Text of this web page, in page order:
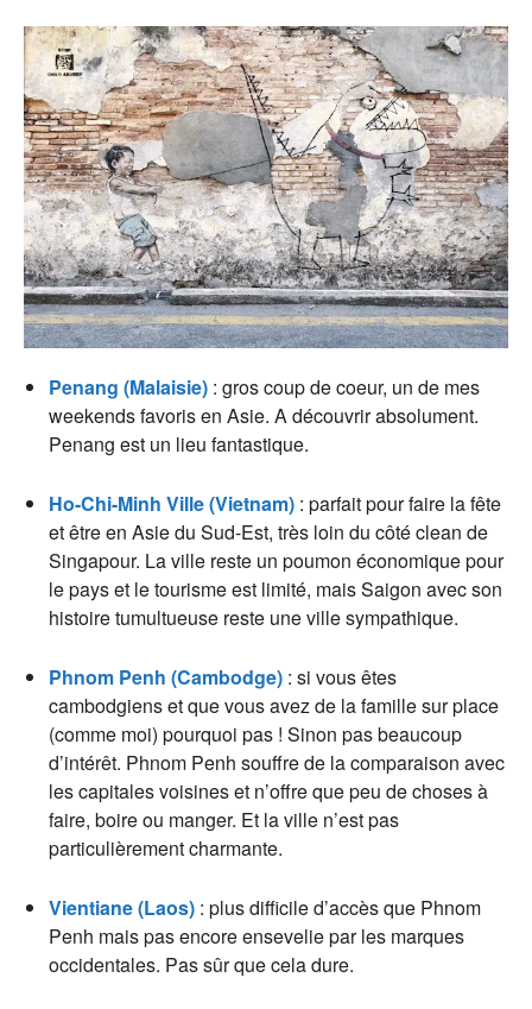
Penang (Malaisie) : gros coup de coeur, un de mes
weekends favoris en Asie. A découvrir absolument.
Penang est un lieu fantastique.
Ho-Chi-Minh Ville (Vietnam) : parfait pour faire la fête
et être en Asie du Sud-Est, très loin du côté clean de
Singapour. La ville reste un poumon économique pour
le pays et le tourisme est limité, mais Saigon avec son
histoire tumultueuse reste une ville sympathique.
Phnom Penh (Cambodge) : si vous êtes
cambodgiens et que vous avez de la famille sur place
(comme moi) pourquoi pas ! Sinon pas beaucoup
d’intérêt. Phnom Penh souffre de la comparaison avec
les capitales voisines et n’offre que peu de choses à
faire, boire ou manger. Et la ville n’est pas
particulièrement charmante.
Vientiane (Laos) : plus difficile d’accès que Phnom
Penh mais pas encore ensevelie par les marques
occidentales. Pas sûr que cela dure.